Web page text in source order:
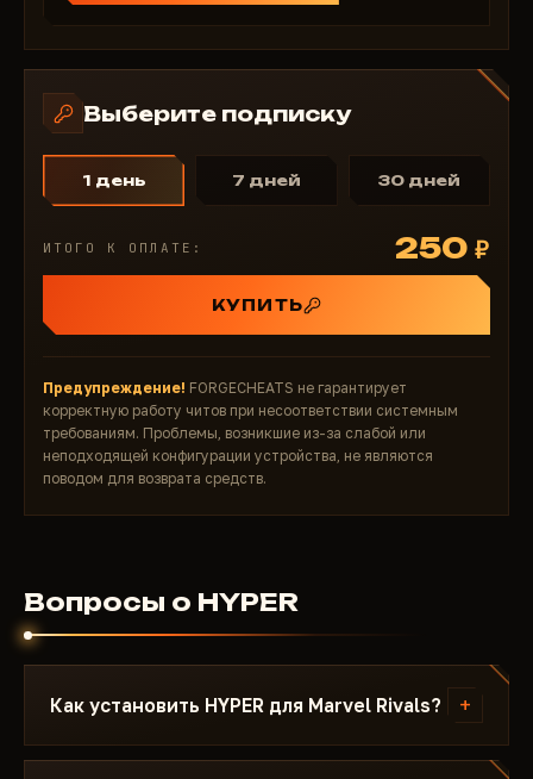
Выберите подписку
1 день 7 дней 30 дней
ИТОГО К ОПЛАТЕ: 250 ₽
КУПИТЬ
Предупреждение! FORGECHEATS не гарантирует
корректную работу читов при несоответствии системным
требованиям. Проблемы, возникшие из-за слабой или
неподходящей конфигурации устройства, не являются
поводом для возврата средств.
Вопросы о HYPER
Как установить HYPER для Marvel Rivals? +
После оплаты вы получите ссылку на загрузку и